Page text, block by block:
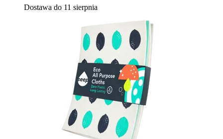
Dostawa do 11 sierpnia